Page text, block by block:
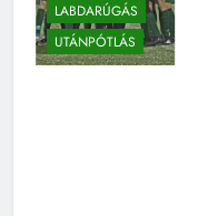
LABDARÚGÁS
UTÁNPÓTLÁS